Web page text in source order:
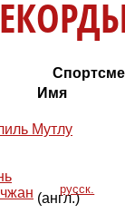
Имя
Мутлу
(англ.)
русск.